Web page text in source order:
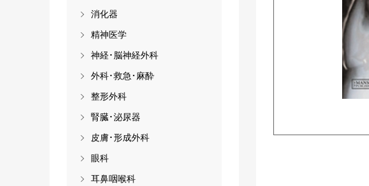
消化器
精神医学
神経･脳神経外科
外科･救急･麻酔
整形外科
腎臓･泌尿器
皮膚･形成外科
眼科
耳鼻咽喉科